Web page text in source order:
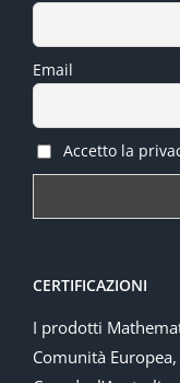
Email
Accetto la
CERTIFICAZIONI
I prodotti
Comunità